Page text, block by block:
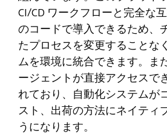
CI/CD ワークフローと完全な
のコードで導入できるため、
たプロセスを変更することな
ムを環境に統合できます。ま
ージェントが直接アクセスで
れており、自動化システムが
スト、出荷の方法にネイティ
うになります。